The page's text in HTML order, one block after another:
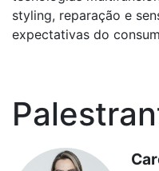
styling, reparação e
expectativas do